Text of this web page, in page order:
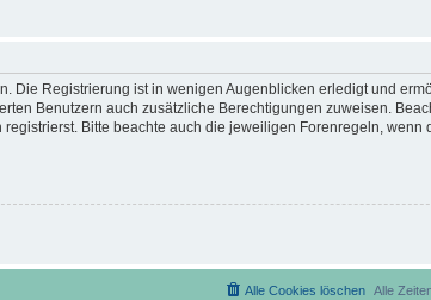
Die Registrierung ist in wenigen Augenblicken erledigt und
Benutzern auch zusätzliche Berechtigungen zuweisen.
Bitte beachte auch die jeweiligen Forenregeln, wenn
Alle
Alle Cookies löschen